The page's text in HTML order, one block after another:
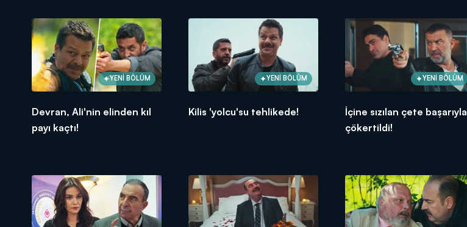
YENİ BÖLÜM
Devran, Ali'nin elinden kıl
payı kaçtı!
YENİ BÖLÜM
Kilis 'yolcu'su tehlikede!
YENİ BÖLÜM
İçine sızılan çete başarıyla
çökertildi!